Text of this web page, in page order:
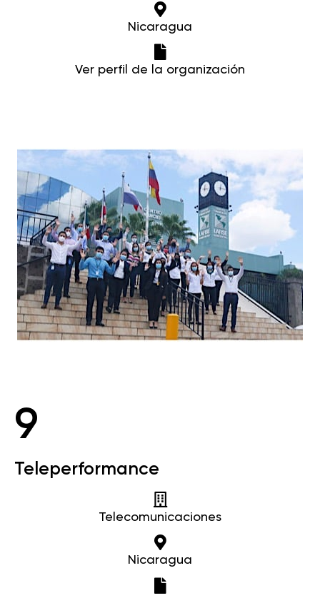
Nicaragua
Ver perfil de la organización
9
Teleperformance
Telecomunicaciones
Nicaragua